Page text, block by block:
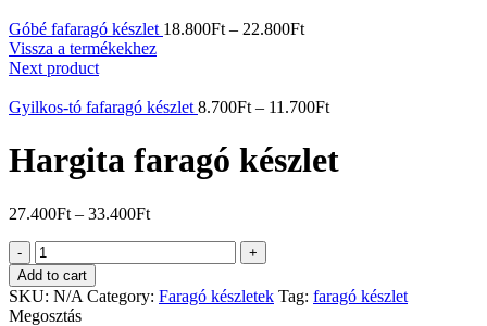
Góbé fafaragó készlet 18.800Ft – 22.800Ft
Vissza a termékekhez
Next product
Gyilkos-tó fafaragó készlet 8.700Ft – 11.700Ft
Hargita faragó készlet
27.400Ft – 33.400Ft
Hargita
faragó
készlet
quantity
Add to cart
SKU: N/A Category: Faragó készletek Tag: faragó készlet
Megosztás